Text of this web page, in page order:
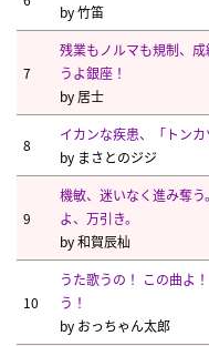
by竹笛
7
残業もノルマも規制、
うよ銀座！
by 居士
8
イカンな疾患、「トンカ
by まさとのジジ
9
機敏、迷いなく進み奪う
よ、万引き。
by和賀辰杣
10
うた歌うの！ この曲よ
う！
by おっちゃん太郎